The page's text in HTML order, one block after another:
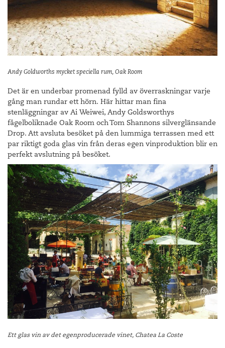
Andy Goldworths mycket speciella rum, Oak Room
Det är en underbar promenad fylld av överraskningar varje
gång man rundar ett hörn. Här hittar man fina
stenläggningar av Ai Weiwei, Andy Goldsworthys
fågelboliknade Oak Room och Tom Shannons silverglänsande
Drop. Att avsluta besöket på den lummiga terrassen med ett
par riktigt goda glas vin från deras egen vinproduktion blir en
perfekt avslutning på besöket.
Ett glas vin av det egenproducerade vinet, Chatea La Coste